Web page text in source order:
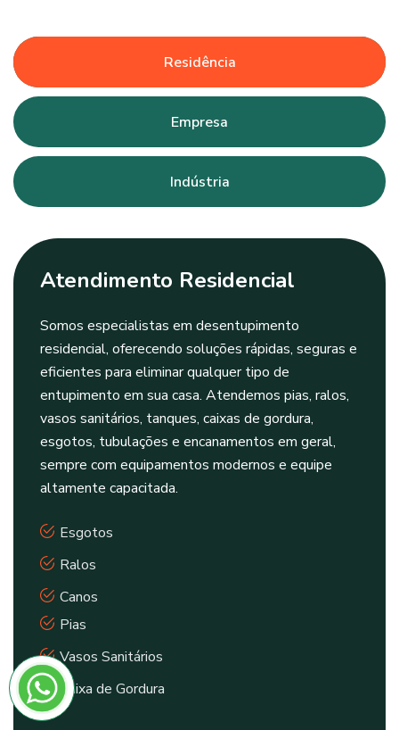
Residência
Empresa
Indústria
Atendimento Residencial
Somos especialistas em desentupimento
residencial, oferecendo soluções rápidas, seguras e
eficientes para eliminar qualquer tipo de
entupimento em sua casa. Atendemos pias, ralos,
vasos sanitários, tanques, caixas de gordura,
esgotos, tubulações e encanamentos em geral,
sempre com equipamentos modernos e equipe
altamente capacitada.
Esgotos
Ralos
Canos
Pias
Vasos Sanitários
Caixa de Gordura